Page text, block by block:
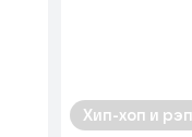
Хип-хоп и рэп